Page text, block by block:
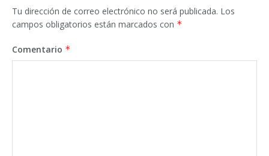
Tu dirección de correo electrónico no será publicada. Los
campos obligatorios están marcados con *
Comentario *